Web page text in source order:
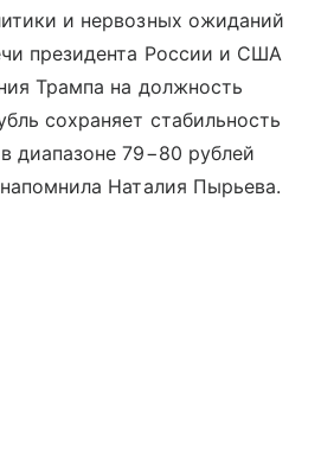
и нервозных ожиданий
президента России и США
Трампа на должность
сохраняет стабильность
диапазоне 79−80 рублей
Наталия Пырьева.